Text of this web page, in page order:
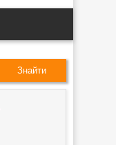
Знайти